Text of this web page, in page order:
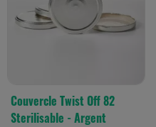
Couvercle Twist Off 82
Sterilisable - Argent